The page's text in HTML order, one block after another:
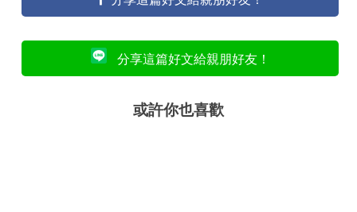
分享這篇好文給親朋好友！
或許你也喜歡